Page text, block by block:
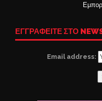
ΕΓΓΡΑΦΕΙΤΕ ΣΤΟ
Email address: